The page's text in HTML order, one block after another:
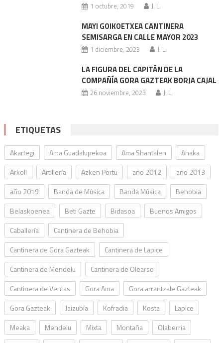
1 octubre, 2019 J. L.
MAYI GOIKOETXEA CANTINERA
SEMISARGA EN CALLE MAYOR 2023
1 diciembre, 2023 J. L.
LA FIGURA DEL CAPITÁN DE LA
COMPAÑÍA GORA GAZTEAK BORJA CAJAL
26 noviembre, 2023 J. L.
ETIQUETAS
Akartegi Ama Guadalupekoa Ama Shantalen
Anaka
Arkoll
Artillería Azken Portu año 2012
año 2013
año 2019
Banda de Música Banda Música
Behobia
Belaskoenea
Beti Gazte Bidasoa
Buenos Amigos
Caballería
Cantinera de Behobia
Cantinera de Gora Gazteak
Cantinera de Lapice
Cantinera de Mendelu
Cantinera de Olearso
Cantinera de Ventas
Gora Ama
Gora arrantzale Gazteak
Gora Gazteak
Jaizubía Kofradia Kosta
Lapice
Meaka
Mendelu Mixta Montaña
Olaberria